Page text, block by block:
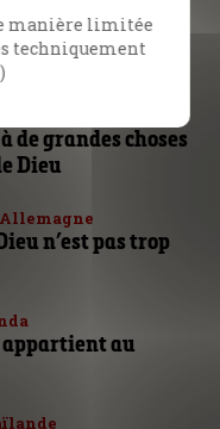
l’évangélisation
de grandes choses
Dieu
n’est pas trop
au
manière limitée
techniquement